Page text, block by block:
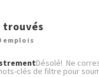
trouvés
emplois
Désolé! Ne
clés de filtre pour